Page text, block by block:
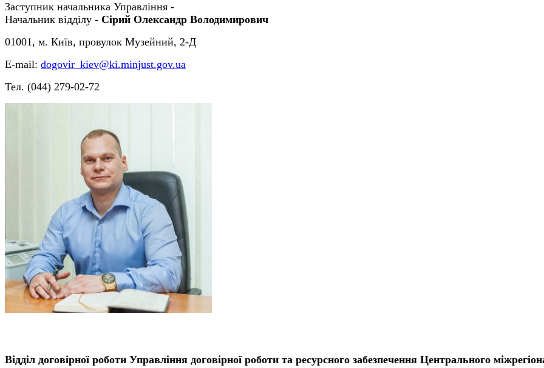
Заступник начальника Управління -
Начальник відділу - Сірий Олександр Володимирович
01001, м. Київ, провулок Музейний, 2-Д
Е-mail: dogovir_kiev@ki.minjust.gov.ua
Тел. (044) 279-02-72
Відділ договірної роботи Управління договірної роботи та ресурсного забезпечення Центрального